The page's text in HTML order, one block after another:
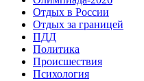
Отдых в России
Отдых за границей
ПДД
Политика
Происшествия
Психология